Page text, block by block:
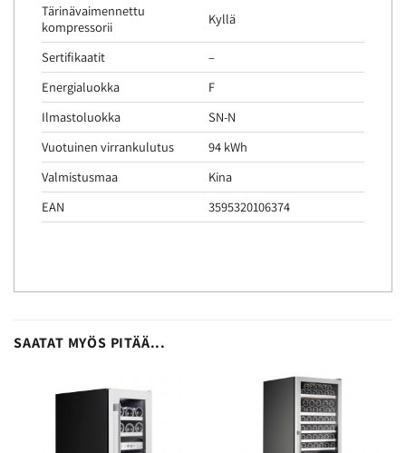
Tärinävaimennettu
kompressorii
Kyllä
Sertifikaatit
–
Energialuokka
F
Ilmastoluokka
SN-N
Vuotuinen virrankulutus
94 kWh
Valmistusmaa
Kina
EAN
3595320106374
SAATAT MYÖS PITÄÄ...